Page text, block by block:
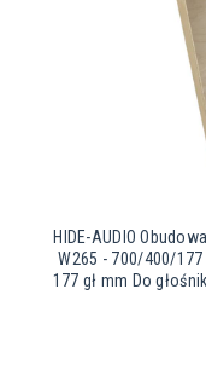
HIDE-AUDIO
W265 - 700/400/
177 gł mm Do